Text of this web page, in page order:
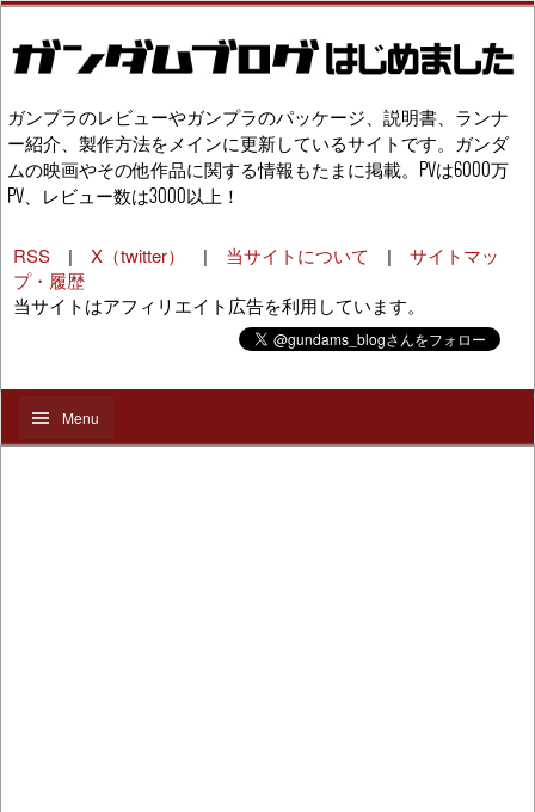
ガンプラのレビューやガンプラのパッケージ、説明書、ランナ
ー紹介、製作方法をメインに更新しているサイトです。ガンダ
ムの映画やその他作品に関する情報もたまに掲載。PVは6000万
PV、レビュー数は3000以上！
RSS | X（twitter） | 当サイトについて | サイトマッ
プ・履歴
当サイトはアフィリエイト広告を利用しています。
Menu